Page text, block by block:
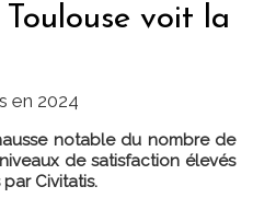
voit la
en 2024
notable du nombre de
de satisfaction élevés
Civitatis.